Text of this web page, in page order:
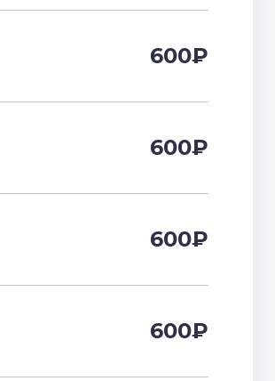
600₽
600₽
600₽
600₽